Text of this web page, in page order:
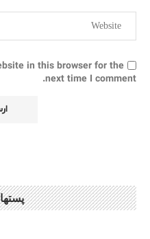
in this browser for the
next time I comment.